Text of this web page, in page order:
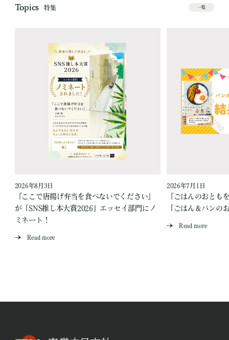
Topics 特集 一覧
2026年8月3日
『ここで唐揚げ弁当を食べないでください』
が「SNS推し本大賞2026」エッセイ部門にノ
ミネート！
Read more
2026年7月1日
『ごはんのおとも
「ごはん＆パンの
Read more